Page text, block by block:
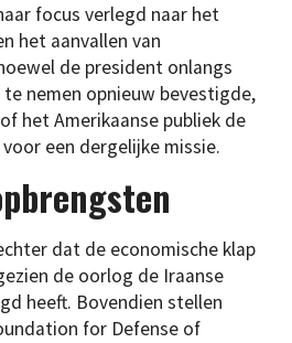
focus verlegd naar het
het aanvallen van
de president onlangs
nemen opnieuw bevestigde,
het Amerikaanse publiek de
een dergelijke missie.
dat de economische klap
de oorlog de Iraanse
heeft. Bovendien stellen
for Defense of